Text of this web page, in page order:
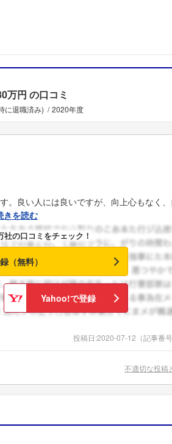
万円 の口コミ
に退職済み) 2020年度
。良い人には良いですが、向上心もなく
きを読む
の口コミをチェック！
（無料）
Yahoo!で登録
投稿日:2020-07-12 （記事番
不適切な投稿